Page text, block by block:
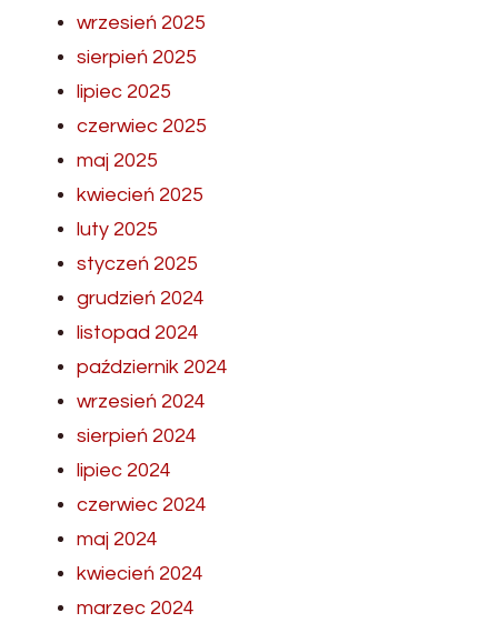
wrzesień 2025
sierpień 2025
lipiec 2025
czerwiec 2025
maj 2025
kwiecień 2025
luty 2025
styczeń 2025
grudzień 2024
listopad 2024
październik 2024
wrzesień 2024
sierpień 2024
lipiec 2024
czerwiec 2024
maj 2024
kwiecień 2024
marzec 2024